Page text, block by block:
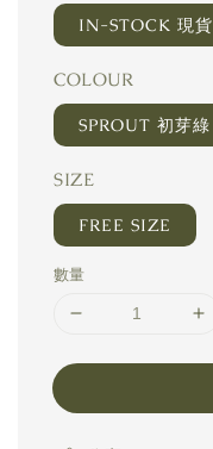
IN-STOCK 現貨
COLOUR
SPROUT 初芽綠
SIZE
FREE SIZE
數量